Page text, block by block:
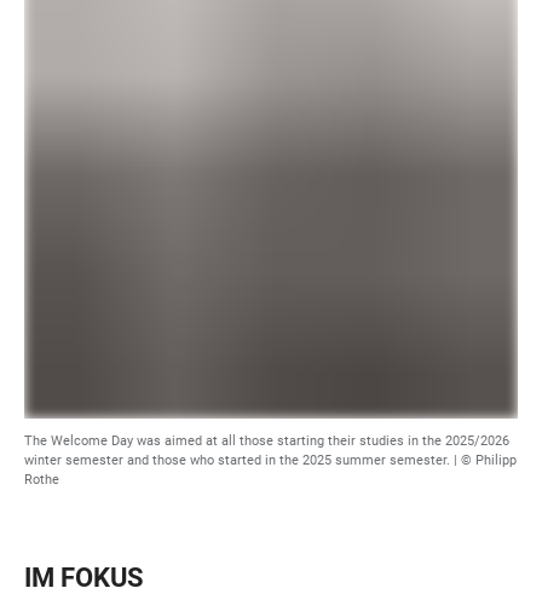
The Welcome Day was aimed at all those starting their studies in the 2025/2026
winter semester and those who started in the 2025 summer semester. | © Philipp
Rothe
IM FOKUS